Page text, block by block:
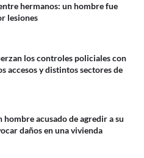
hermanos: un hombre fue
lesiones
los controles policiales con
accesos y distintos sectores de
hombre acusado de agredir a su
daños en una vivienda